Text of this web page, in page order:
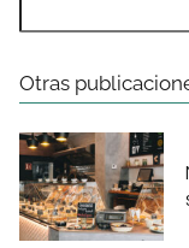
Otras